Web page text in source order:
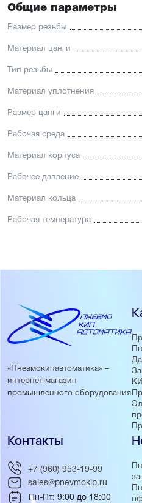
Общие параметры
Размер резьбы
Материал цанги
Тип резьбы
Материал уплотнения
Размер цанги
Рабочая среда
Материал корпуса
Рабочее давление
Материал кольца
Рабочая температура
«Пневмокипавтоматика» –
интернет-магазин
промышленного оборудования
Контакты
+7 (960) 953-19-99
sales@pnevmokip.ru
Пн-Пт: 9:00 до 18:00